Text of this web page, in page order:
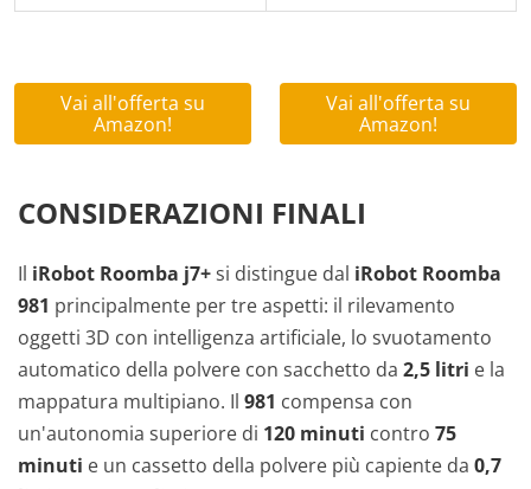
Vai all'offerta su
Amazon!
Vai all'offerta su
Amazon!
CONSIDERAZIONI FINALI
Il iRobot Roomba j7+si distingue dal iRobot Roomba
981 principalmente per tre aspetti: il rilevamento
oggetti 3D con intelligenza artificiale, lo svuotamento
automatico della polvere con sacchetto da 2,5 litri e la
mappatura multipiano. Il 981 compensa con
un'autonomia superiore di 120 minuti contro 75
minuti e un cassetto della polvere più capiente da 0,7